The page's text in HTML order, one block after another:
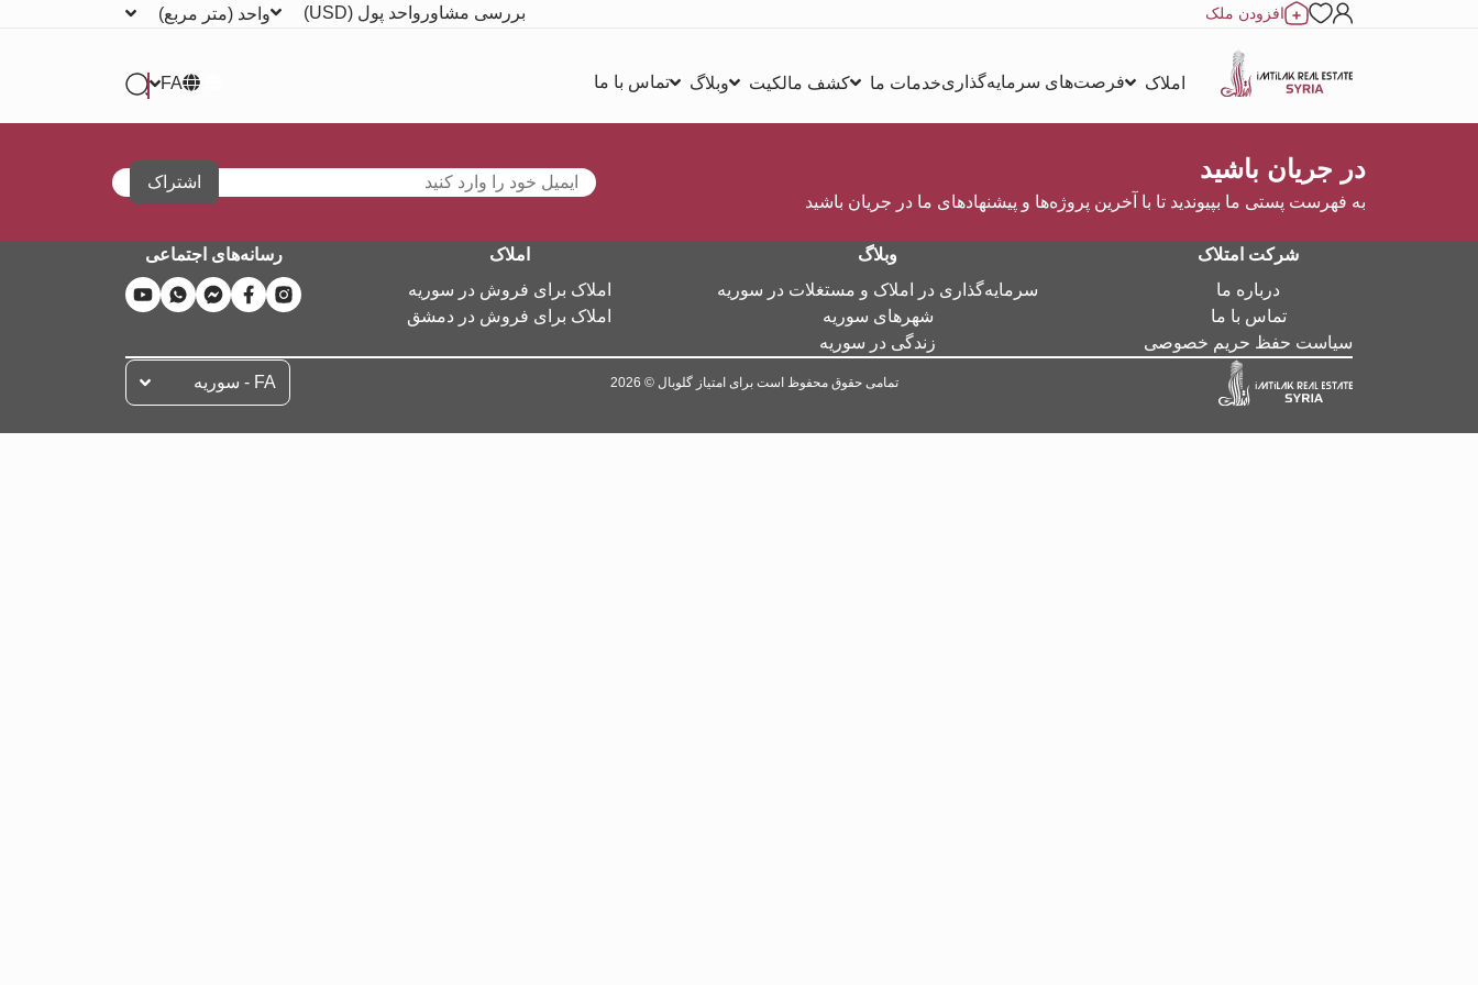
افزودن ملک بررسی مشاور واحد پول (USD) واحد (متر مربع)
املاک فرصت‌های سرمایه‌گذاریخدمات ما کشف مالکیت وبلاگ تماس با ما FA
در جریان باشید
به فهرست پستی ما بپیوندید تا با آخرین پروژه‌ها و پیشنهادهای ما در جریان باشید
اشتراک
شرکت امتلاک
درباره ما
تماس با ما
سیاست حفظ حریم خصوصی
وبلاگ
سرمایه‌گذاری در املاک و مستغلات در سوریه
شهرهای سوریه
زندگی در سوریه
املاک
املاک برای فروش در سوریه
املاک برای فروش در دمشق
رسانه‌های اجتماعی
تمامی حقوق محفوظ است برای امتیاز گلوبال © 2026 FA - سوریه